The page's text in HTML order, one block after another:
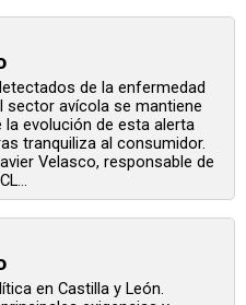
de la enfermedad
sector avícola se mantiene
la evolución de esta alerta
tranquiliza al consumidor.
Velasco, responsable de
en Castilla y León.